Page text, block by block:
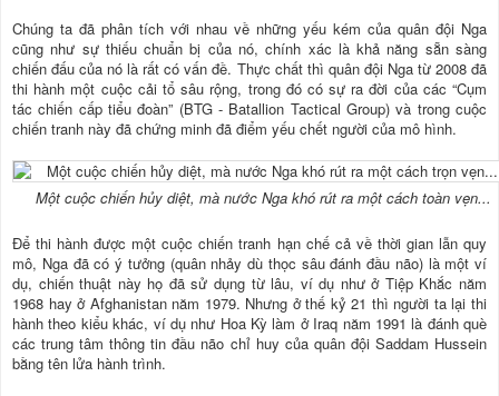
Chúng ta đã phân tích với nhau về những yếu kém của quân đội Nga
cũng như sự thiếu chuẩn bị của nó, chính xác là khả năng sẵn sàng
chiến đấu của nó là rất có vấn đề. Thực chất thì quân đội Nga từ 2008 đã
thi hành một cuộc cải tổ sâu rộng, trong đó có sự ra đời của các “Cụm
tác chiến cấp tiểu đoàn” (BTG - Batallion Tactical Group) và trong cuộc
chiến tranh này đã chứng minh đã điểm yếu chết người của mô hình.
Một cuộc chiến hủy diệt, mà nước Nga khó rút ra một cách toàn vẹn...
Để thi hành được một cuộc chiến tranh hạn chế cả về thời gian lẫn quy
mô, Nga đã có ý tưởng (quân nhảy dù thọc sâu đánh đầu não) là một ví
dụ, chiến thuật này họ đã sử dụng từ lâu, ví dụ như ở Tiệp Khắc năm
1968 hay ở Afghanistan năm 1979. Nhưng ở thế kỷ 21 thì người ta lại thi
hành theo kiểu khác, ví dụ như Hoa Kỳ làm ở Iraq năm 1991 là đánh què
các trung tâm thông tin đầu não chỉ huy của quân đội Saddam Hussein
bằng tên lửa hành trình.